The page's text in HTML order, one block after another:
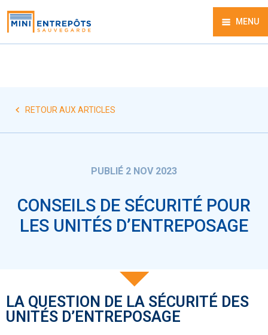
MENU
RETOUR AUX ARTICLES
PUBLIÉ 2 NOV 2023
CONSEILS DE SÉCURITÉ POUR
LES UNITÉS D’ENTREPOSAGE
LA QUESTION DE LA SÉCURITÉ DES
UNITÉS D’ENTREPOSAGE